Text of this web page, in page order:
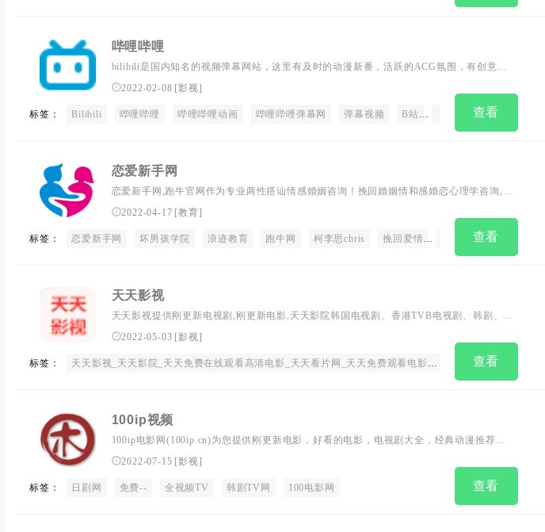
哔哩哔哩
bilibili是国内知名的视频弹幕网站，这里有及时的动漫新番，活跃的ACG氛围，有创意的
Up主。大家可以在这里找到许多欢乐。
2022-02-08 [影视]
标签： Bilibili 哔哩哔哩 哔哩哔哩动画 哔哩哔哩弹幕网 弹幕视频 B站 字幕
查看
恋爱新手网
恋爱新手网,跑牛官网作为专业两性搭讪情感婚姻咨询！挽回婚姻情和感婚恋心理学咨询,情
感挽回大型网站,专业解决恋爱情感问题,提供泡妞秘籍,如何把妹泡妞成为大宗师？和正确
2022-04-17 [教育]
标签： 恋爱新手网 坏男孩学院 浪迹教育 跑牛网 柯李思chris 挽回爱情 废物测试查看
天天影视
天天影视提供刚更新电视剧,刚更新电影,天天影院韩国电视剧、香港TVB电视剧、韩剧、日
剧、美剧、综艺的在线观看和迅雷下载，每天更新刚更新好看的电影电视剧,刚更新综艺真
2022-05-03 [影视]
标签： 天天影视_天天影院_天天免费在线观看高清电影_天天看片网_天天免费观看电影_天天视频在线播放 查看
100ip视频
100ip电影网(100ip.cn)为您提供刚更新电影，好看的电影，电视剧大全，经典动漫推荐，
综艺娱乐，韩剧tv网等免费**高清视频完整版**。
2022-07-15 [影视]
标签： 日剧网 免费-- 全视频TV 韩剧TV网 100电影网 查看